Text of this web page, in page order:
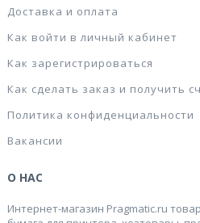
Доставка и оплата
Как войти в личный кабинет
Как зарегистрироваться
Как сделать заказ и получить
Политика конфиденциальности
Вакансии
О НАС
Интернет-магазин Pragmatic.ru